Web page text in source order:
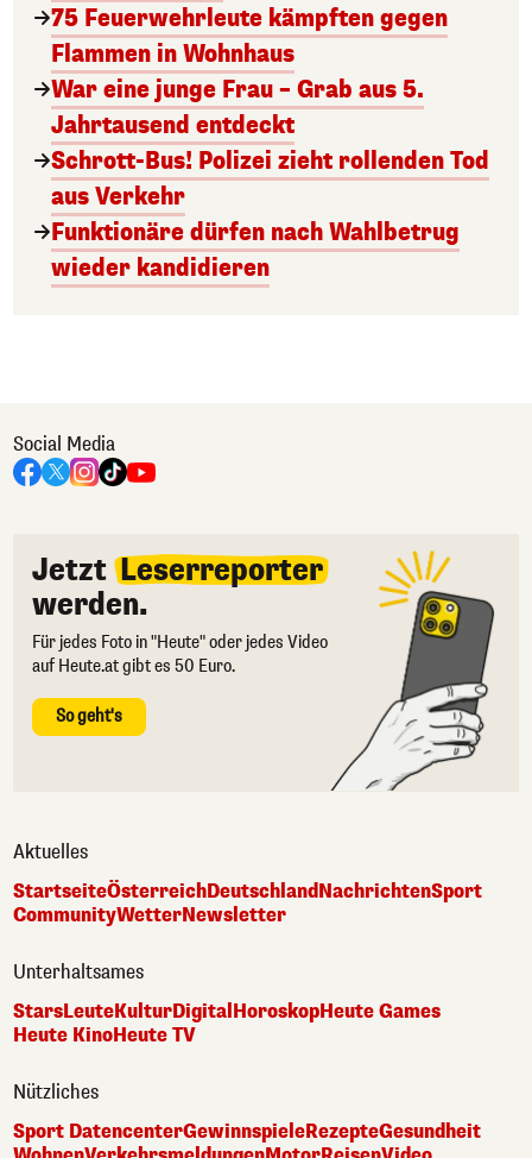
75 Feuerwehrleute kämpften gegen
Flammen in Wohnhaus
War eine junge Frau – Grab aus 5.
Jahrtausend entdeckt
Schrott-Bus! Polizei zieht rollenden Tod
aus Verkehr
Funktionäre dürfen nach Wahlbetrug
wieder kandidieren
Social Media
Jetzt Leserreporter
werden.
Für jedes Foto in "Heute" oder jedes Video
auf Heute.at gibt es 50 Euro.
So geht's
Aktuelles
StartseiteÖsterreichDeutschlandNachrichtenSport
CommunityWetterNewsletter
Unterhaltsames
StarsLeuteKulturDigitalHoroskopHeute Games
Heute KinoHeute TV
Nützliches
Sport DatencenterGewinnspieleRezepteGesundheit